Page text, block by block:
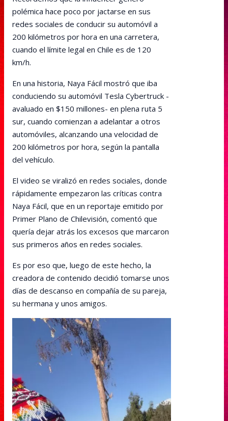
polémica hace poco por jactarse en sus
redes sociales de conducir su automóvil a
200 kilómetros por hora en una carretera,
cuando el límite legal en Chile es de 120
km/h.
En una historia, Naya Fácil mostró que iba
conduciendo su automóvil Tesla Cybertruck -
avaluado en $150 millones- en plena ruta 5
sur, cuando comienzan a adelantar a otros
automóviles, alcanzando una velocidad de
200 kilómetros por hora, según la pantalla
del vehículo.
El video se viralizó en redes sociales, donde
rápidamente empezaron las críticas contra
Naya Fácil, que en un reportaje emitido por
Primer Plano de Chilevisión, comentó que
quería dejar atrás los excesos que marcaron
sus primeros años en redes sociales.
Es por eso que, luego de este hecho, la
creadora de contenido decidió tomarse unos
días de descanso en compañía de su pareja,
su hermana y unos amigos.